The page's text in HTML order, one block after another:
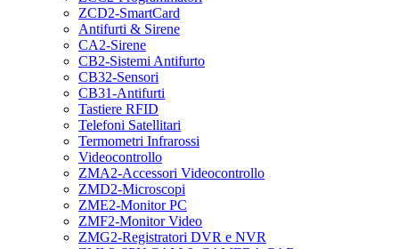
ZCD2-SmartCard
Antifurti & Sirene
CA2-Sirene
CB2-Sistemi Antifurto
CB32-Sensori
CB31-Antifurti
Tastiere RFID
Telefoni Satellitari
Termometri Infrarossi
Videocontrollo
ZMA2-Accessori Videocontrollo
ZMD2-Microscopi
ZME2-Monitor PC
ZMF2-Monitor Video
ZMG2-Registratori DVR e NVR